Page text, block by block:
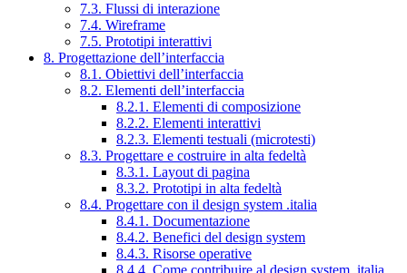
7.3. Flussi di interazione
7.4. Wireframe
7.5. Prototipi interattivi
8. Progettazione dell’interfaccia
8.1. Obiettivi dell’interfaccia
8.2. Elementi dell’interfaccia
8.2.1. Elementi di composizione
8.2.2. Elementi interattivi
8.2.3. Elementi testuali (microtesti)
8.3. Progettare e costruire in alta fedeltà
8.3.1. Layout di pagina
8.3.2. Prototipi in alta fedeltà
8.4. Progettare con il design system .italia
8.4.1. Documentazione
8.4.2. Benefici del design system
8.4.3. Risorse operative
8.4.4. Come contribuire al design system .italia